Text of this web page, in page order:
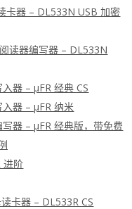
卡器 – DL533N USB 加密
读器编写器 – DL533N
器 – μFR 经典 CS
器 – μFR 纳米
器 – μFR 经典版，带免费
进阶
卡器 – DL533R CS